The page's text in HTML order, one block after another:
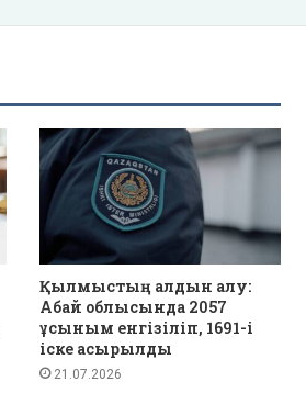
Қылмыстың алдын алу:
Абай облысында 2057
ұсыным енгізіліп, 1691-і
іске асырылды
21.07.2026